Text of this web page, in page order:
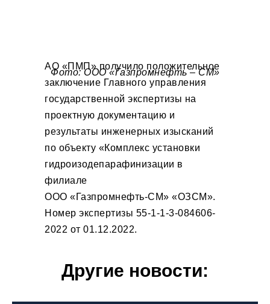
АО «ПМП» получило положительное
заключение Главного управления
государственной экспертизы на
проектную документацию и
результаты инженерных изысканий
по объекту «Комплекс установки
гидроизодепарафинизации в
филиале
ООО «Газпромнефть-СМ» «ОЗСМ».
Номер экспертизы 55-1-1-3-084606-
2022 от 01.12.2022.
Фото: ООО «Газпромнефть – СМ»
Другие новости: